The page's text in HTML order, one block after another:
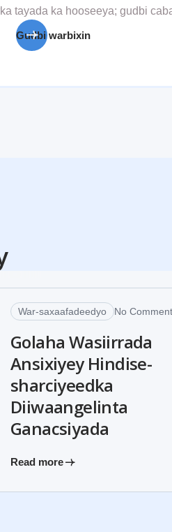
tayada ka hooseeya; gudbi
Gudbi warbixin
JUL
War-saxaafadeedyo No
Golaha Wasiirrada
Ansixiyey Hindise-
sharciyeedka
Diiwaangelinta
Ganacsiyada
Read more